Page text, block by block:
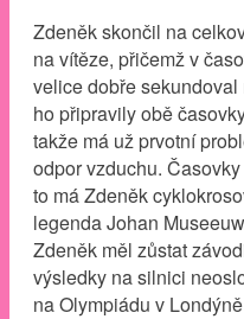
Zdeněk skončil na
na vítěze, přičemž v
velice dobře
ho připravily obě
takže má už prvotní
odpor vzduchu.
to má Zdeněk
legenda Johan
Zdeněk měl zůstat
výsledky na silnici
na Olympiádu v